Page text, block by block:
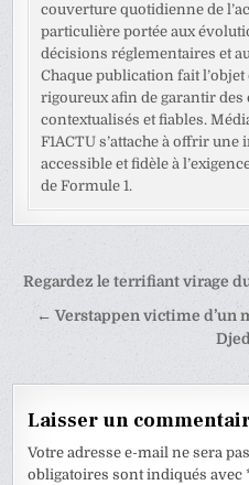
couverture quotidienne de
particulière portée aux
décisions réglementaires et
Chaque publication fait
rigoureux afin de garantir
contextualisés et fiables.
F1ACTU s’attache à offrir
accessible et fidèle à
de Formule 1.
Navigation
de
Regardez le terrifiant virage
← Verstappen victime d’un
Laisser un
Votre adresse e-mail ne sera
obligatoires sont indiqués avec